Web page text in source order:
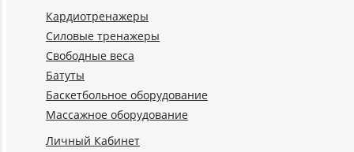
Кардиотренажеры
Силовые тренажеры
Свободные веса
Батуты
Баскетбольное оборудование
Массажное оборудование
Личный Кабинет